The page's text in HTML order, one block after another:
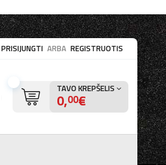
PRISIJUNGTI ARBA REGISTRUOTIS
TAVO KREPŠELIS
0,00€